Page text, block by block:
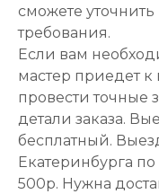
сможете
требования.
Если вам
мастер приедет к
провести точные
детали заказа.
бесплатный.
Екатеринбурга
500р. Нужна